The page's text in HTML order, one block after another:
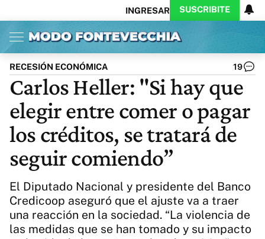
INGRESAR SUSCRIBITE
Inicio Ahora
Opinión
Política
Ciencia
Protagonistas
Cultura
Arte
Educación
Internacional
Deportes
CARAS
Exitoina
Turismo
Videos
Córdoba
Reperfilar
Business
Noticias
Exitoina
Diario del Juicio
Actualidad
RECESIÓN ECONÓMICA 19
Carlos Heller: "Si hay que
elegir entre comer o pagar
los créditos, se tratará de
seguir comiendo”
El Diputado Nacional y presidente del Banco
Credicoop aseguró que el ajuste va a traer
una reacción en la sociedad. “La violencia de
las medidas que se han tomado y su impacto